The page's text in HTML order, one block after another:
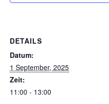
DETAILS
Datum:
1 September, 2025
Zeit:
11:00 - 13:00